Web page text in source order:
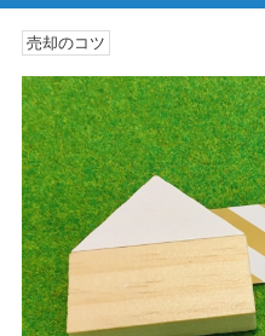
売却のコツ